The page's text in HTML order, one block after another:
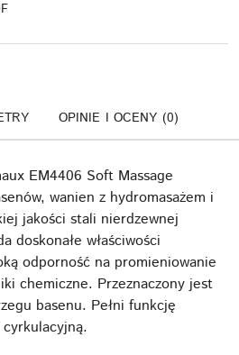
OPINIE I OCENY (0)
EM4406 Soft Massage
wanien z hydromasażem i
jakości stali nierdzewnej
doskonałe właściwości
odporność na promieniowanie
chemiczne. Przeznaczony jest
basenu. Pełni funkcję